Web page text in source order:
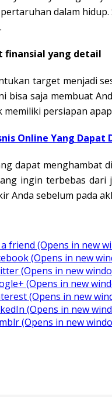
dalam
finansial yang detail
target menjadi
bisa saja membuat
persiapan
Online Yang
dapat menghambat
ingin terbebas
Anda sebelum pada
friend (Opens in new
(Opens in new
(Opens in new
(Opens in new
(Opens in new
(Opens in new
(Opens in new